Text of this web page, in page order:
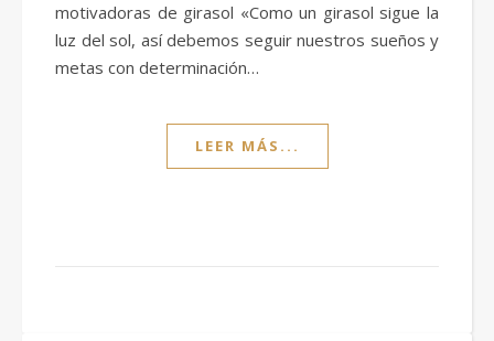
motivadoras de girasol «Como un girasol sigue la
luz del sol, así debemos seguir nuestros sueños y
metas con determinación…
LEER MÁS...